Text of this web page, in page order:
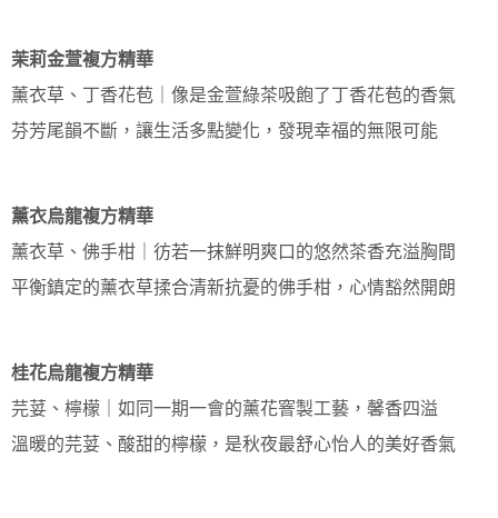
茉莉金萱複方精華
薰衣草、丁香花苞｜像是金萱綠茶吸飽了丁香花苞的香氣
芬芳尾韻不斷，讓生活多點變化，發現幸福的無限可能
薰衣烏龍複方精華
薰衣草、佛手柑｜彷若一抹鮮明爽口的悠然茶香充溢胸間
平衡鎮定的薰衣草揉合清新抗憂的佛手柑，心情豁然開朗
桂花烏龍複方精華
芫荽、檸檬｜如同一期一會的薰花窨製工藝，馨香四溢
溫暖的芫荽、酸甜的檸檬，是秋夜最舒心怡人的美好香氣